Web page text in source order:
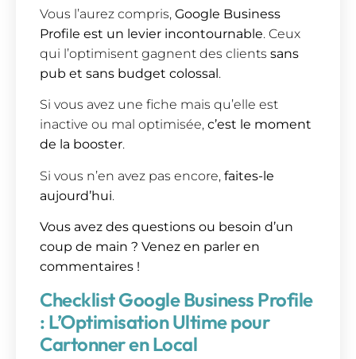
Vous l’aurez compris, Google Business
Profile est un levier incontournable. Ceux
qui l’optimisent gagnent des clients sans
pub et sans budget colossal.
Si vous avez une fiche mais qu’elle est
inactive ou mal optimisée, c’est le moment
de la booster.
Si vous n’en avez pas encore, faites-le
aujourd’hui.
Vous avez des questions ou besoin d’un
coup de main ? Venez en parler en
commentaires !
Checklist Google Business Profile
: L’Optimisation Ultime pour
Cartonner en Local